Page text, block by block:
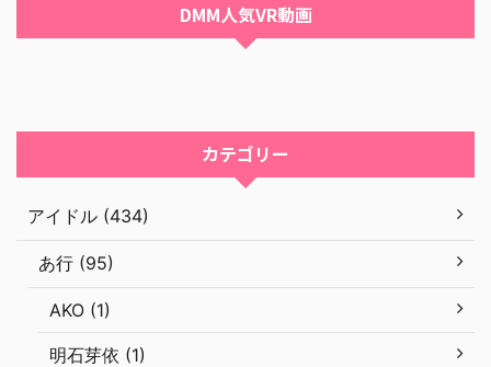
DMM人気VR動画
カテゴリー
アイドル (434)
あ行 (95)
AKO (1)
明石芽依 (1)